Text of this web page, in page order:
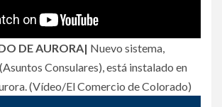
DE AURORA| Nuevo sistema,
Consulares), está instalado en
(Vídeo/El Comercio de Colorado)